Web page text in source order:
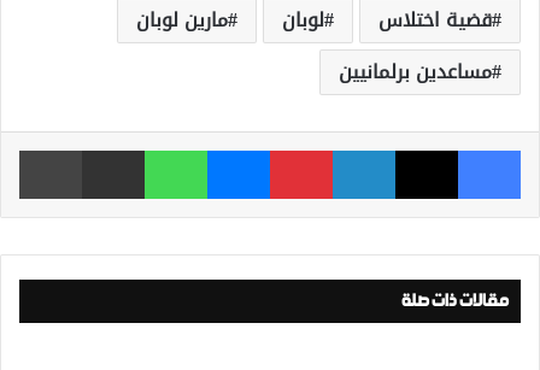
قضية اختلاس
لوبان
مارين لوبان
مساعدين برلمانيين
فيسبوك ‫X لينكدإن بينتيريست ماسنجر واتساب مشاركة عبر البريد
مقالات ذات صلة